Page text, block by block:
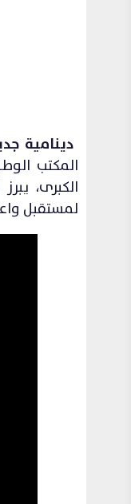
دينامية
الكبرى،
لمستقبل